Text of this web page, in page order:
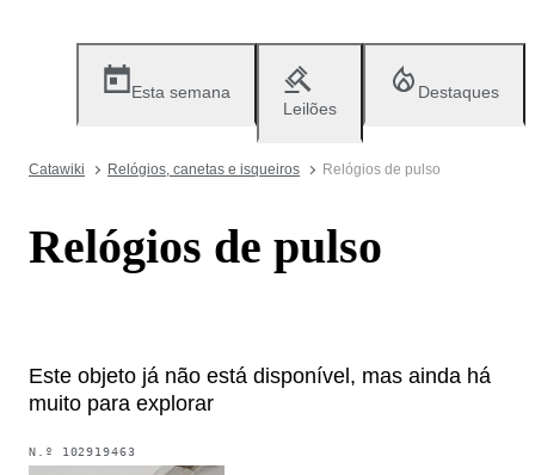
Esta semana
Leilões
Destaques
Catawiki Relógios, canetas e isqueiros Relógios de pulso
Relógios de pulso
Este objeto já não está disponível, mas ainda há
muito para explorar
N.º 102919463